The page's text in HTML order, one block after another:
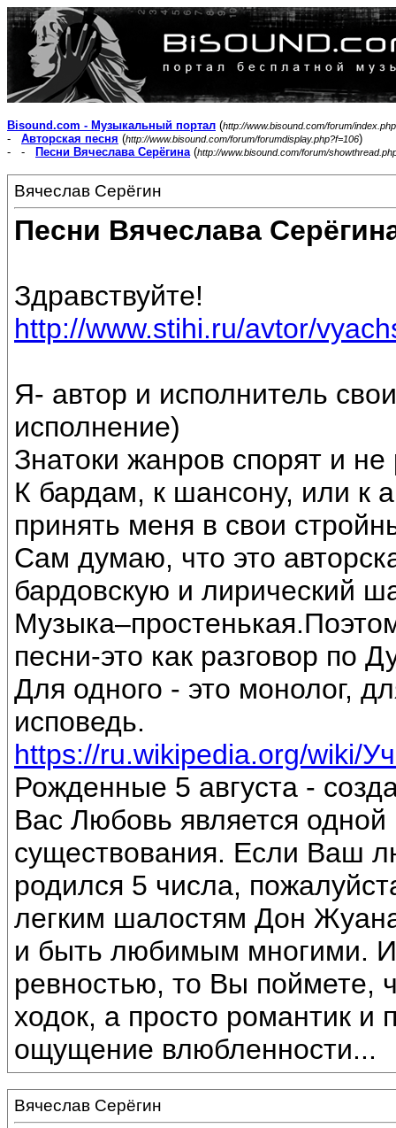
Bisound.com - Музыкальный портал (http://www.bisound.com/forum/index.php
- Авторская песня (http://www.bisound.com/forum/forumdisplay.php?f=106)
- -
Песни Вячеслава Серёгина(http://www.bisound.com/forum/
Вячеслав Серёгин
Песни Вячеслава
Здравствуйте!
http://www.stihi.ru/avtor/
Я- автор и исполнитель
исполнение)
Знатоки жанров спорят и
К бардам, к шансону, или к
принять меня в свои
Сам думаю, что это
бардовскую и лирический
песни-это как разговор по
Для одного - это монолог,
исповедь.
https://ru.wikipedia.org/wiki/
Рожденные 5 августа -
Вас Любовь является
существования. Если Ваш
родился 5 числа,
легким шалостям Дон
и быть любимым многими.
ревностью, то Вы
ходок, а просто романтик и
ощущение влюбленности...
Вячеслав Серёгин